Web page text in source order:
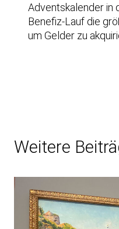
Adventskalender in
Benefiz-Lauf die
um Gelder zu
Weitere